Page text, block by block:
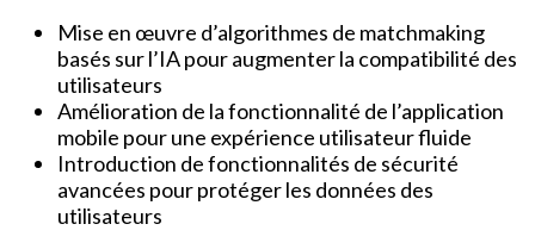
Mise en œuvre d’algorithmes de matchmaking
basés sur l’IA pour augmenter la compatibilité des
utilisateurs
Amélioration de la fonctionnalité de l’application
mobile pour une expérience utilisateur fluide
Introduction de fonctionnalités de sécurité
avancées pour protéger les données des
utilisateurs